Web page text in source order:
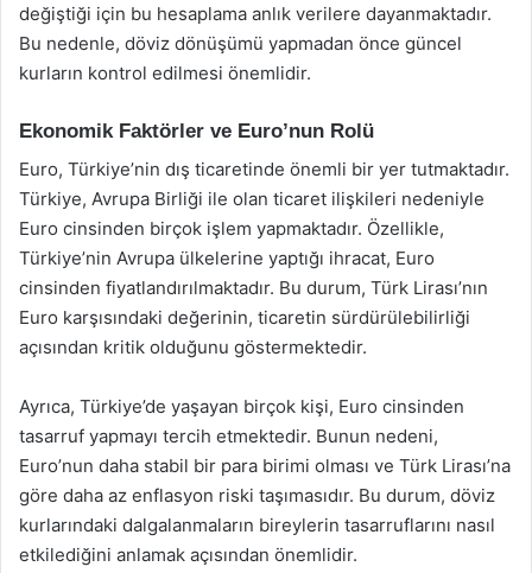
değiştiği için bu hesaplama anlık verilere dayanmaktadır.
Bu nedenle, döviz dönüşümü yapmadan önce güncel
kurların kontrol edilmesi önemlidir.
Ekonomik Faktörler ve Euro’nun Rolü
Euro, Türkiye’nin dış ticaretinde önemli bir yer tutmaktadır.
Türkiye, Avrupa Birliği ile olan ticaret ilişkileri nedeniyle
Euro cinsinden birçok işlem yapmaktadır. Özellikle,
Türkiye’nin Avrupa ülkelerine yaptığı ihracat, Euro
cinsinden fiyatlandırılmaktadır. Bu durum, Türk Lirası’nın
Euro karşısındaki değerinin, ticaretin sürdürülebilirliği
açısından kritik olduğunu göstermektedir.
Ayrıca, Türkiye’de yaşayan birçok kişi, Euro cinsinden
tasarruf yapmayı tercih etmektedir. Bunun nedeni,
Euro’nun daha stabil bir para birimi olması ve Türk Lirası’na
göre daha az enflasyon riski taşımasıdır. Bu durum, döviz
kurlarındaki dalgalanmaların bireylerin tasarruflarını nasıl
etkilediğini anlamak açısından önemlidir.